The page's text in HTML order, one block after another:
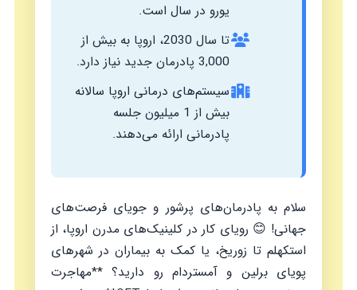
یورو در سال است.
تا سال 2030، اروپا به بیش از
3,000 پادرمان جدید نیاز دارد.
سیستم‌های درمانی اروپا سالانه
بیش از 1 میلیون جلسه
پادرمانی ارائه می‌دهند.
سلام به پادرمان‌های پرشور و جویای فرصت‌های
جهانی! 😊 رویای کار در کلینیک‌های مدرن اروپا، از
استکهلم تا زوریخ، یا کمک به بیماران در شهرهای
پویای برلین و آمستردام رو دارید؟ **مهاجرت